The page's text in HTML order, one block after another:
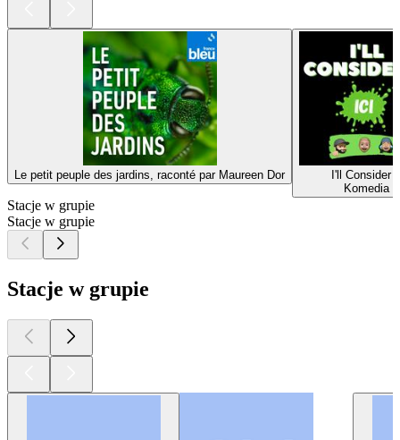
Le petit peuple des jardins, raconté par Maureen Dor
I'll Consider
Komedia
Stacje w grupie
Stacje w grupie
Stacje w grupie